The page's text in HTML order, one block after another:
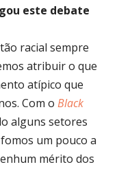
este debate
racial sempre
atribuir o que
atípico que
Com o Black
alguns setores
um pouco a
mérito dos